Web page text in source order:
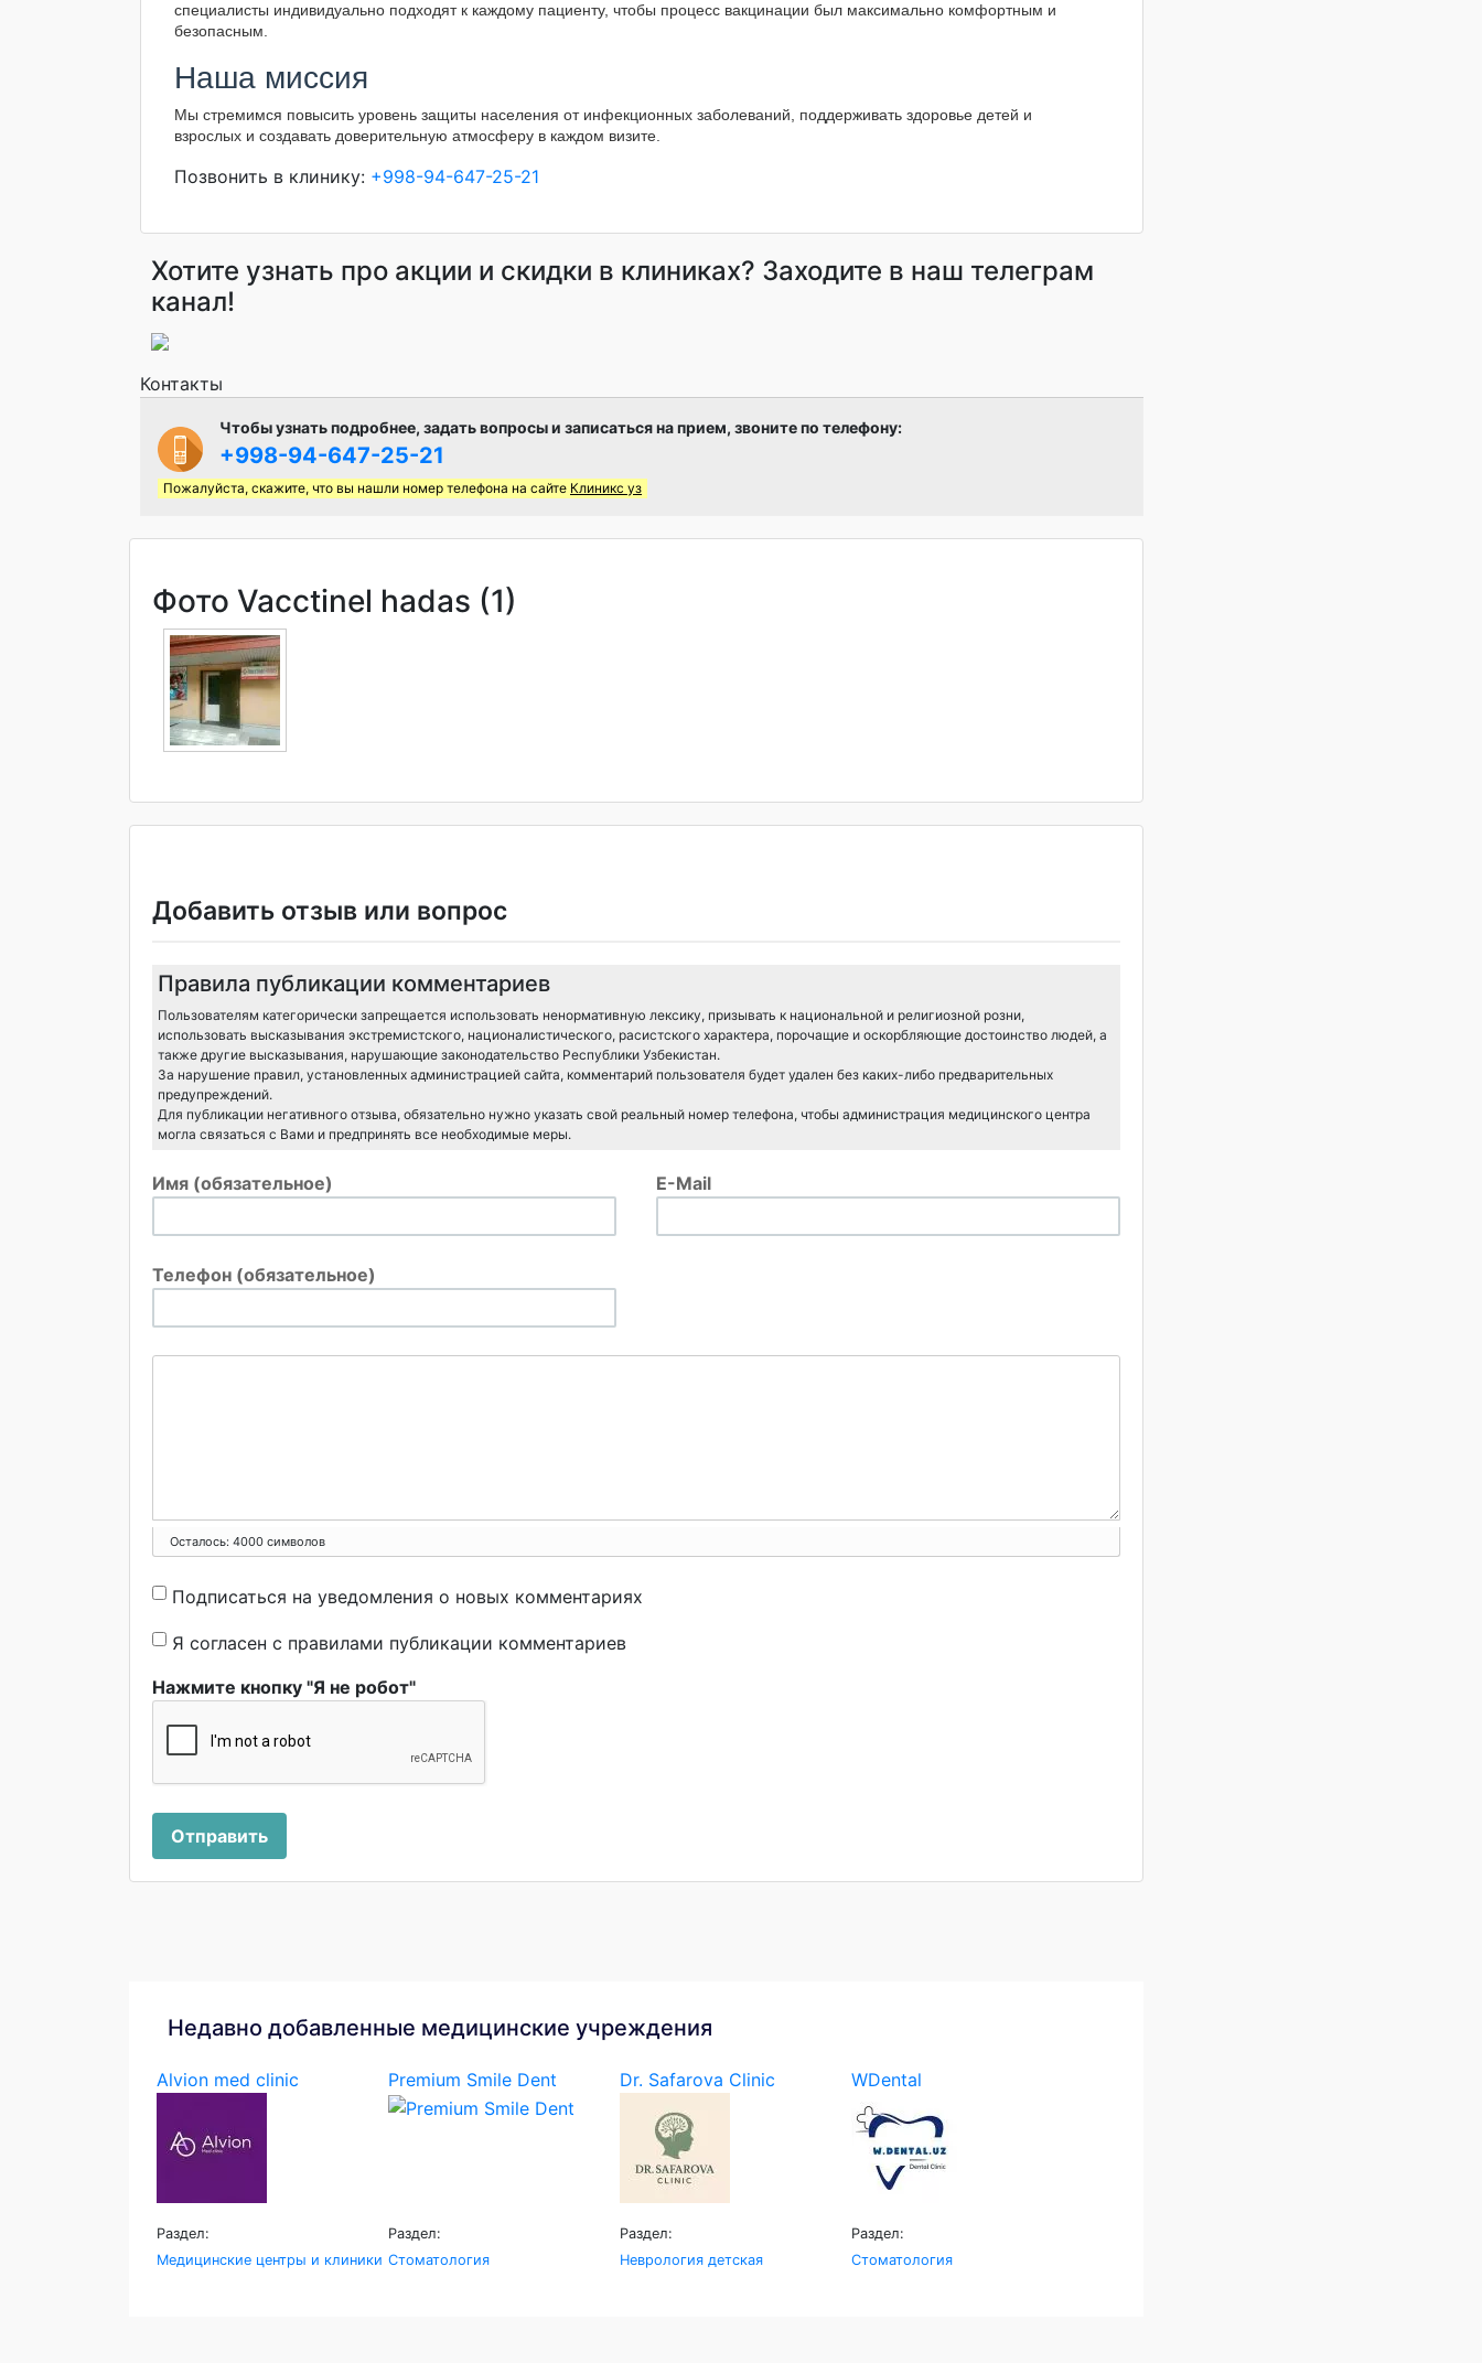
специалисты индивидуально подходят к каждому пациенту, чтобы процесс вакцинации был максимально комфортным и
безопасным.
Наша миссия
Мы стремимся повысить уровень защиты населения от инфекционных заболеваний, поддерживать здоровье детей и
взрослых и создавать доверительную атмосферу в каждом визите.
Позвонить в клинику: +998-94-647-25-21
Хотите узнать про акции и скидки в клиниках? Заходите в наш телеграм
канал!
Контакты
Чтобы узнать подробнее, задать вопросы и записаться на прием, звоните по телефону:
+998-94-647-25-21
Пожалуйста, скажите, что вы нашли номер телефона на сайте Клиникс уз
Фото Vacctinel hadas (1)
Добавить отзыв или вопрос
Правила публикации комментариев
Пользователям категорически запрещается использовать ненормативную лексику, призывать к национальной и религиозной розни,
использовать высказывания экстремистского, националистического, расистского характера, порочащие и оскорбляющие достоинство людей, а
также другие высказывания, нарушающие законодательство Республики Узбекистан.
За нарушение правил, установленных администрацией сайта, комментарий пользователя будет удален без каких-либо предварительных
предупреждений.
Для публикации негативного отзыва, обязательно нужно указать свой реальный номер телефона, чтобы администрация медицинского центра
могла связаться с Вами и предпринять все необходимые меры.
Имя (обязательное) E-Mail
Телефон (обязательное)
Осталось: 4000 символов
Подписаться на уведомления о новых комментариях
Я согласен с правилами публикации комментариев
Нажмите кнопку "Я не робот"
Отправить
Недавно добавленные медицинские учреждения
Alvion med clinic
Раздел:
Медицинские центры и клиники
Premium Smile Dent
Раздел:
Стоматология
Dr. Safarova Clinic
Раздел:
Неврология детская
WDental
Раздел:
Стоматология